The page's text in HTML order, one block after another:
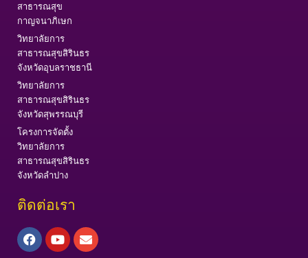
สาธารณสุข
กาญจนาภิเษก
วิทยาลัยการ
สาธารณสุขสิรินธร
จังหวัดอุบลราชธานี
วิทยาลัยการ
สาธารณสุขสิรินธร
จังหวัดสุพรรณบุรี
โครงการจัดตั้ง
วิทยาลัยการ
สาธารณสุขสิรินธร
จังหวัดลำปาง
ติดต่อเรา
Facebook
YoutubeEnvelope